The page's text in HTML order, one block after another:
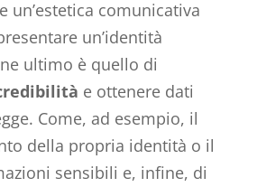
un’estetica comunicativa
un’identità
ultimo è quello di
e ottenere dati
Come, ad esempio, il
della propria identità o il
sensibili e, infine, di